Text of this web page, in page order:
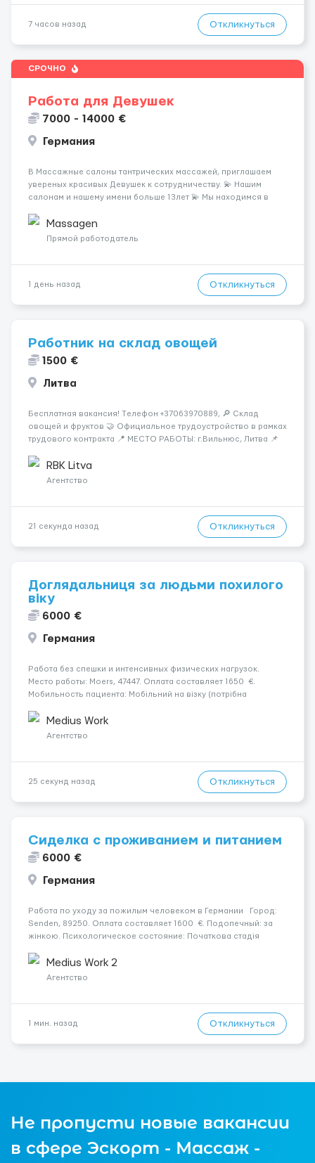
7 часов назад Откликнуться
СРОЧНО
Работа для Девушек
7000 - 14000 €
Германия
В Массажные салоны тантрических массажей, приглашаем
увереных красивых Девушек к сотрудничеству. 💫 Нашим
салонам и нашему имени больше 13лет 💫 Мы находимся в
заработная плата 💚Мы гарантируем Наличие работы. Поток 💝
incall / Out...
Massagen
Прямой работодатель
1 день назад Откликнуться
Работник на склад овощей
1500 €
Литва
Бесплатная вакансия! Tелефон +37063970889, 🔎 Склад
овощей и фруктов 🤝 Официальное трудоустройство в рамках
трудового контракта 📍 МЕСТО РАБОТЫ: г.Вильнюс, Литва 📌
- медкомиссия 30 евро (с ЗП) - работа в темпе - разговорный
русский...
RBK Litva
Агентство
21 секунда назад Откликнуться
Доглядальниця за людьми похилого
віку
6000 €
Германия
Работа без спешки и интенсивных физических нагрузок.
Место работы: Moers, 47447. Оплата составляет 1650 €.
Мобильность пациента: Мобільний на візку (потрібна
Початкова стадія деменції. Ночной уход: Прокидається один-
два ра...
Medius Work
Агентство
25 секунд назад Откликнуться
Сиделка с проживанием и питанием
6000 €
Германия
Работа по уходу за пожилым человеком в Германии Город:
Senden, 89250. Оплата составляет 1600 €. Подопечный: за
жінкою. Психологическое состояние: Початкова стадія
(ролатор, палиця). Ночной уход: Спить не прокидаючись...
Medius Work 2
Агентство
1 мин. назад Откликнуться
Не пропусти новые вакансии
в сфере Эскорт - Массаж -